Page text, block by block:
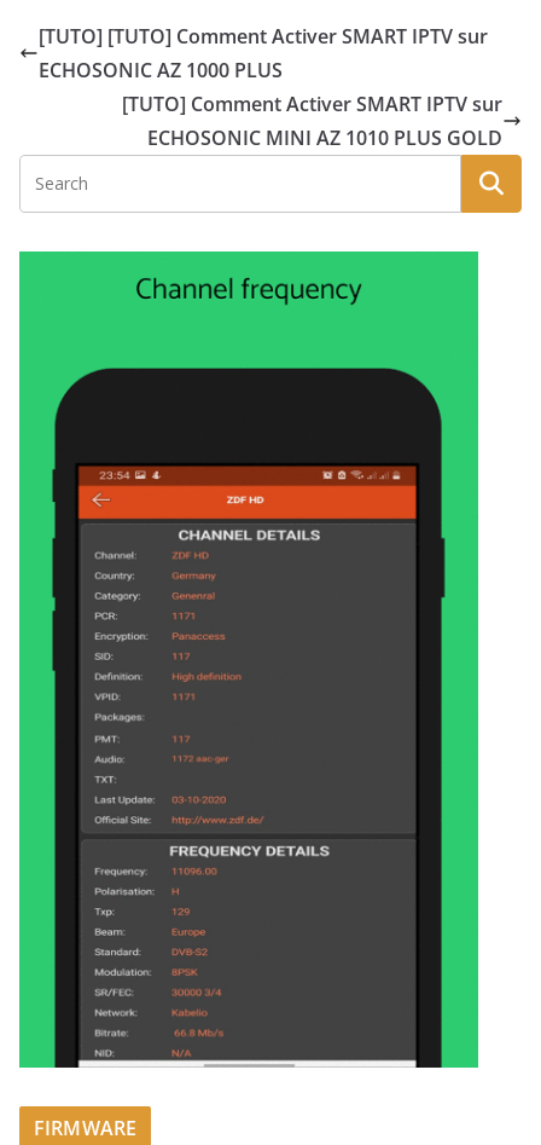
[TUTO] [TUTO] Comment Activer SMART IPTV sur
ECHOSONIC AZ 1000 PLUS
[TUTO] Comment Activer SMART IPTV sur
ECHOSONIC MINI AZ 1010 PLUS GOLD
FIRMWARE